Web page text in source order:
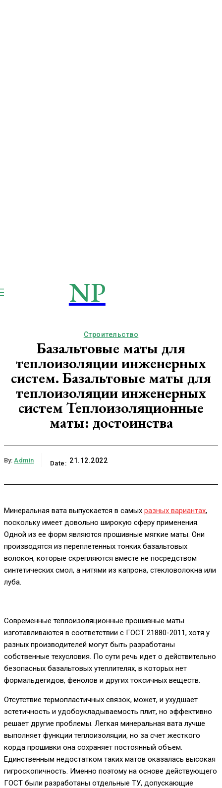
NP
Строительство
Базальтовые маты для
теплоизоляции инженерных
систем. Базальтовые маты для
теплоизоляции инженерных
систем Теплоизоляционные
маты: достоинства
By: Admin Date: 21.12.2022
Минеральная вата выпускается в самых разных вариантах,
поскольку имеет довольно широкую сферу применения.
Одной из ее форм являются прошивные мягкие маты. Они
производятся из переплетенных тонких базальтовых
волокон, которые скрепляются вместе не посредством
синтетических смол, а нитями из капрона, стекловолокна или
луба.
Современные теплоизоляционные прошивные маты
изготавливаются в соответствии с ГОСТ 21880-2011, хотя у
разных производителей могут быть разработаны
собственные техусловия. По сути речь идет о действительно
безопасных базальтовых утеплителях, в которых нет
формальдегидов, фенолов и других токсичных веществ.
Отсутствие термопластичных связок, может, и ухудшает
эстетичность и удобоукладываемость плит, но эффективно
решает другие проблемы. Легкая минеральная вата лучше
выполняет функции теплоизоляции, но за счет жесткого
корда прошивки она сохраняет постоянный объем.
Единственным недостатком таких матов оказалась высокая
гигроскопичность. Именно поэтому на основе действующего
ГОСТ были разработаны отдельные ТУ, допускающие